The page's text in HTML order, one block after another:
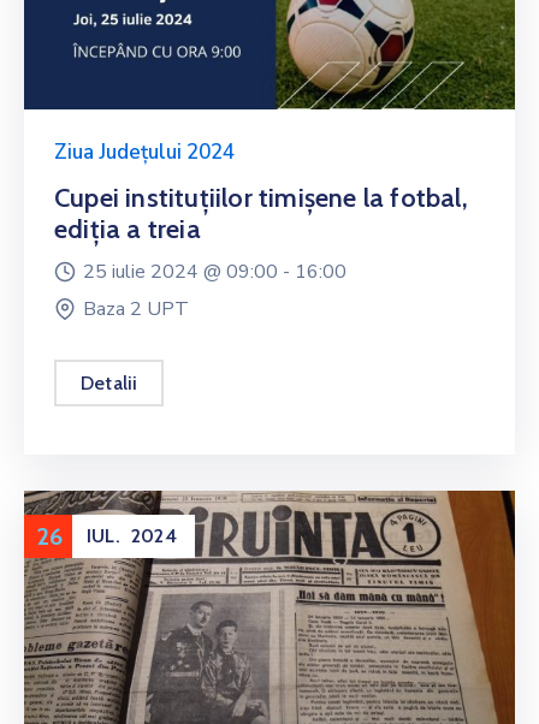
Ziua Județului 2024
Cupei instituțiilor timișene la fotbal,
ediția a treia
25 iulie 2024 @ 09:00 - 16:00
Baza 2 UPT
Detalii
26 IUL. 2024